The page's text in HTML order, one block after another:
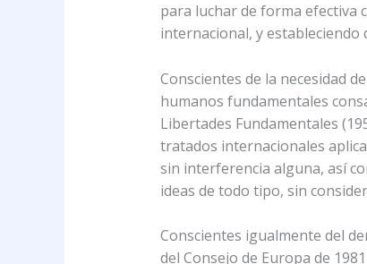
para luchar de forma efectiva
internacional, y
Conscientes de la necesidad
humanos fundamentales
Libertades Fundamentales
tratados internacionales
sin interferencia alguna, así
ideas de todo tipo, sin
Conscientes igualmente del
del Consejo de Europa de